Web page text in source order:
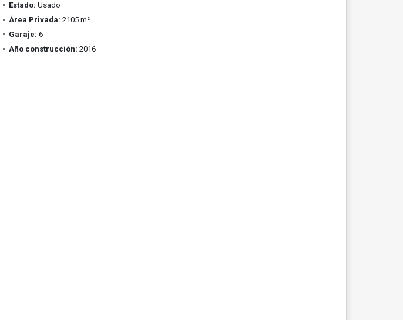
Estado: Usado
Área Privada: 2105 m²
Garaje: 6
Año construcción: 2016